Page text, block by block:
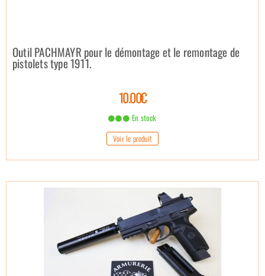
Outil PACHMAYR pour le démontage et le remontage de
pistolets type 1911.
10.00€
En stock
Voir le produit